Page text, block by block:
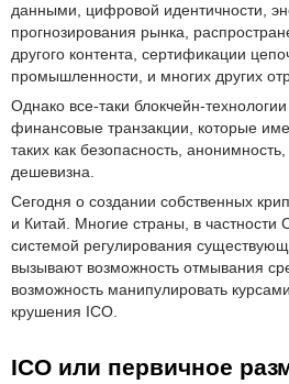
данными, цифровой идентичности,
прогнозирования рынка,
другого контента, сертификации
промышленности, и многих других
Однако все-таки блокчейн-
финансовые транзакции, которые
таких как безопасность,
дешевизна.
Сегодня о создании собственных
и Китай. Многие страны, в
системой регулирования
вызывают возможность отмывания
возможность манипулировать
крушения ICO.
ICO или первичное